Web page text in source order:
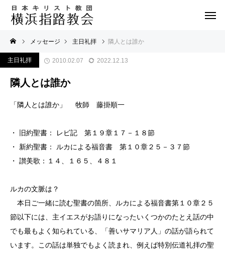
メッセージ 主日礼拝 隣人とは誰か
主日礼拝 2010.02.07 2022.12.13
隣人とは誰か
「隣人とは誰か」 牧師 藤掛順一
・ 旧約聖書： レビ記 第１９章１７－１８節
・ 新約聖書： ルカによる福音書 第１０章２５－３７節
・ 讃美歌：１４、１６５、４８１
ルカの文脈は？
本日ご一緒に読む聖書の箇所、ルカによる福音書第１０章２５
節以下には、主イエスがお語りになったいくつかのたとえ話の中
でも最もよく知られている、「善いサマリア人」の話が語られて
います。この話は単独でもよく読まれ、例えば特別伝道礼拝の聖